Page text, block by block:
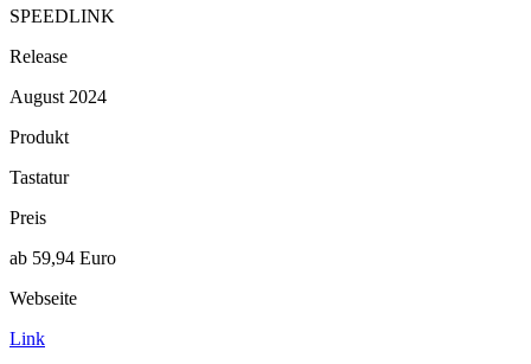
SPEEDLINK
Release
August 2024
Produkt
Tastatur
Preis
ab 59,94 Euro
Webseite
Link